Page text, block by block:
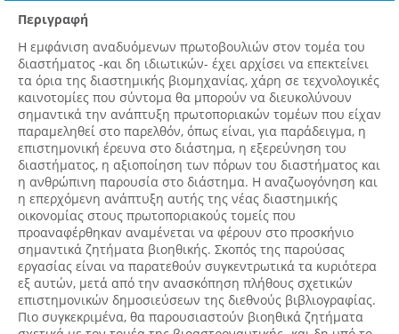
Περιγραφή
Η εμφάνιση αναδυόμενων πρωτοβουλιών στον τομέα του
διαστήματος -και δη ιδιωτικών- έχει αρχίσει να επεκτείνει
τα όρια της διαστημικής βιομηχανίας, χάρη σε τεχνολογικές
καινοτομίες που σύντομα θα μπορούν να διευκολύνουν
σημαντικά την ανάπτυξη πρωτοποριακών τομέων που είχαν
παραμεληθεί στο παρελθόν, όπως είναι, για παράδειγμα, η
επιστημονική έρευνα στο διάστημα, η εξερεύνηση του
διαστήματος, η αξιοποίηση των πόρων του διαστήματος και
η ανθρώπινη παρουσία στο διάστημα. Η αναζωογόνηση και
η επερχόμενη ανάπτυξη αυτής της νέας διαστημικής
οικονομίας στους πρωτοποριακούς τομείς που
προαναφέρθηκαν αναμένεται να φέρουν στο προσκήνιο
σημαντικά ζητήματα βιοηθικής. Σκοπός της παρούσας
εργασίας είναι να παρατεθούν συγκεντρωτικά τα κυριότερα
εξ αυτών, μετά από την ανασκόπηση πλήθους σχετικών
επιστημονικών δημοσιεύσεων της διεθνούς βιβλιογραφίας.
Πιο συγκεκριμένα, θα παρουσιαστούν βιοηθικά ζητήματα